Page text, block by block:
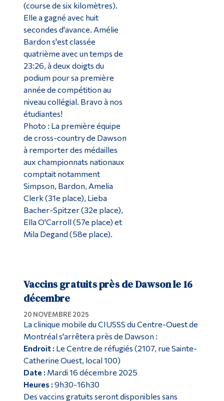
(course de six kilomètres).
Elle a gagné avec huit
secondes d'avance. Amélie
Bardon s'est classée
quatrième avec un temps de
23:26, à deux doigts du
podium pour sa première
année de compétition au
niveau collégial. Bravo à nos
étudiantes!
Photo : La première équipe
de cross-country de Dawson
à remporter des médailles
aux championnats nationaux
comptait notamment
Simpson, Bardon, Amelia
Clerk (31e place), Lieba
Bacher-Spitzer (32e place),
Ella O'Carroll (57e place) et
Mila Degand (58e place).
Vaccins gratuits près de Dawson le 16
décembre
20 NOVEMBRE 2025
La clinique mobile du CIUSSS du Centre-Ouest de
Montréal s'arrêtera près de Dawson :
Endroit : Le Centre de réfugiés (2107, rue Sainte-
Catherine Ouest, local 100)
Date : Mardi 16 décembre 2025
Heures : 9h30-16h30
Des vaccins gratuits seront disponibles sans